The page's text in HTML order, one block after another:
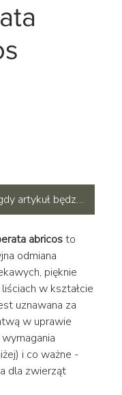
artykuł będzie
abricosto
odmiana
pięknie
w kształcie
uznawana za
w uprawie
i co ważne -
dla zwierząt